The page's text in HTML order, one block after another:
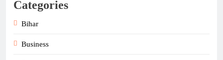
Categories
Bihar
Business